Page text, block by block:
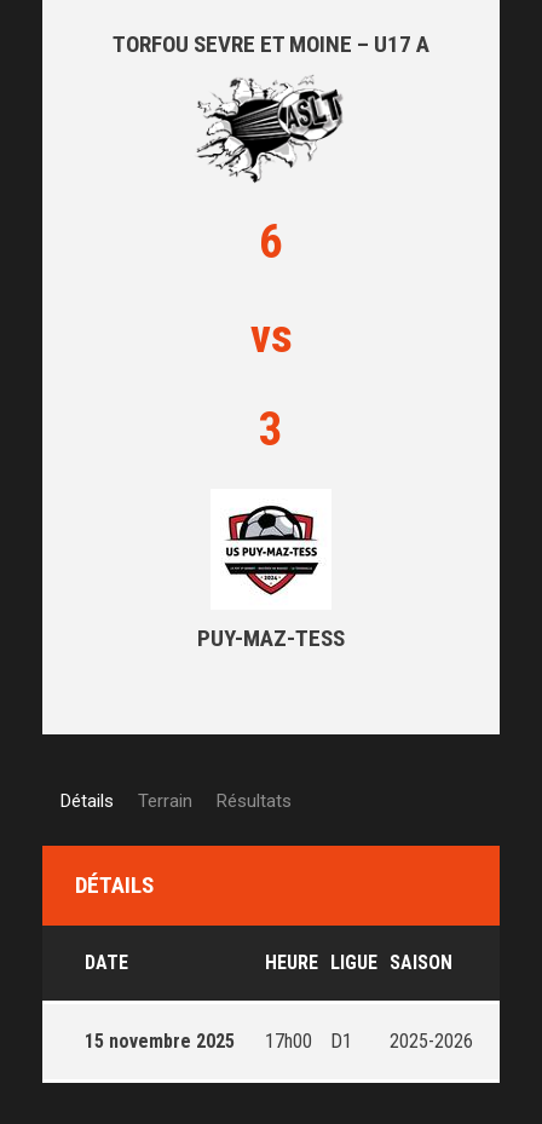
TORFOU SEVRE ET MOINE – U17 A
6
vs
3
PUY-MAZ-TESS
Détails Terrain Résultats
DÉTAILS
DATE HEURE LIGUE SAISON
15 novembre 2025 17h00 D1 2025-2026